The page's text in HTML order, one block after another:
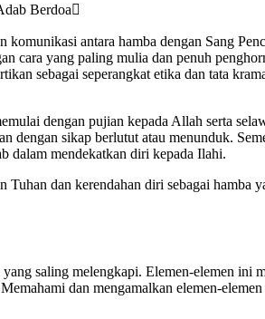
antara hamba dengan Sang
cara yang paling mulia dan penuh
sebagai seperangkat etika dan tata
dengan pujian kepada Allah serta
sikap berlutut atau menunduk.
dalam mendekatkan diri kepada Ilahi.
dan kerendahan diri sebagai
saling melengkapi. Elemen-elemen ini
dan mengamalkan elemen-